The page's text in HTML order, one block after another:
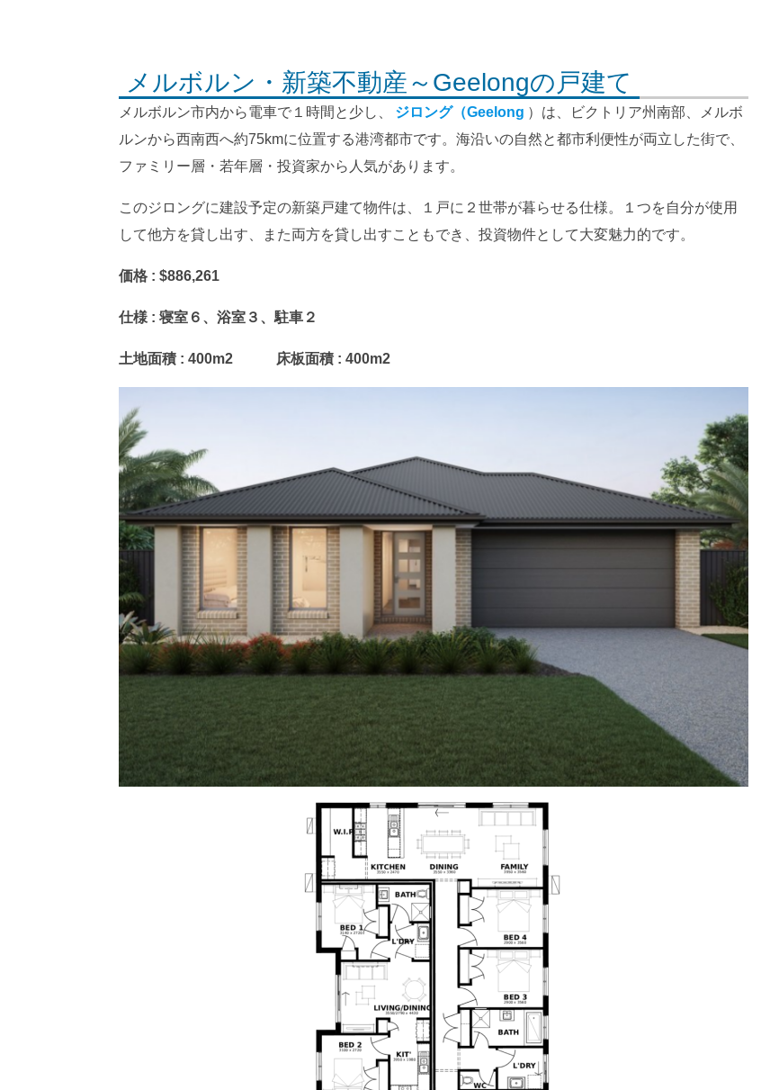
メルボルン・新築不動産～Geelongの戸建て
メルボルン市内から電車で１時間と少し、 ジロング（Geelong ）は、ビクトリア州南部、メルボ
ルンから西南西へ約75kmに位置する港湾都市です。海沿いの自然と都市利便性が両立した街で、
ファミリー層・若年層・投資家から人気があります。
このジロングに建設予定の新築戸建て物件は、１戸に２世帯が暮らせる仕様。１つを自分が使用
して他方を貸し出す、また両方を貸し出すこともでき、投資物件として大変魅力的です。
価格 : $886,261
仕様 : 寝室６、浴室３、駐車２
土地面積 : 400m2 床板面積 : 400m2